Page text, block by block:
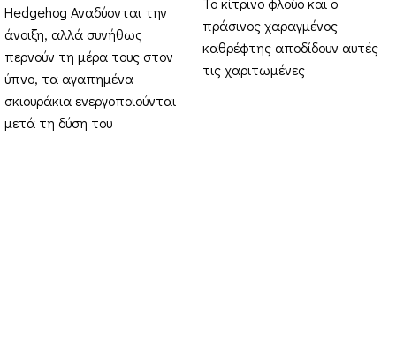
Hedgehog Αναδύονται την
άνοιξη, αλλά συνήθως
περνούν τη μέρα τους στον
ύπνο, τα αγαπημένα
σκιουράκια ενεργοποιούνται
μετά τη δύση του
πράσινος χαραγμένος
καθρέφτης αποδίδουν αυτές
τις χαριτωμένες